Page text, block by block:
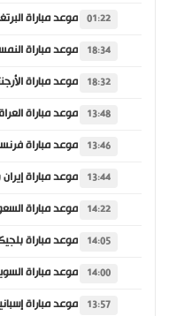
01:22
18:34
18:32
13:48
13:46
13:44
14:22
14:05
14:00
13:57